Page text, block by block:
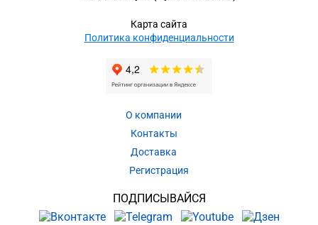
Карта сайта
Политика конфиденциальности
О компании
Контакты
Доставка
Регистрация
ПОДПИСЫВАЙСЯ